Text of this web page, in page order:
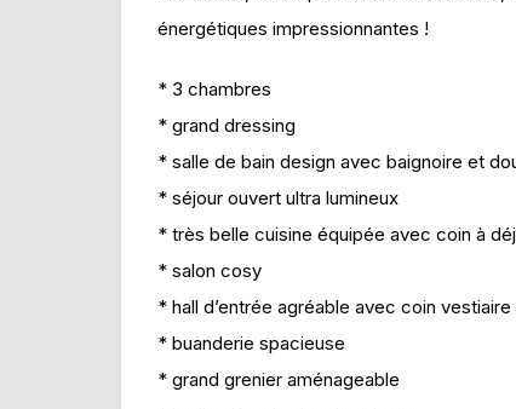
énergétiques impressionnantes !
* 3 chambres
* grand dressing
* salle de bain design avec baignoire et
* séjour ouvert ultra lumineux
* très belle cuisine équipée avec coin à
* salon cosy
* hall d’entrée agréable avec coin
* buanderie spacieuse
* grand grenier aménageable